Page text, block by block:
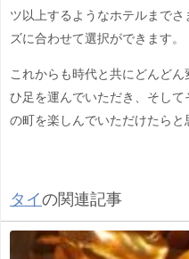
ツ以上するようなホテルまで
ズに合わせて選択ができます。
これからも時代と共にどんど
ひ足を運んでいただき、そして
の町を楽しんでいただけたらと
タイの関連記事